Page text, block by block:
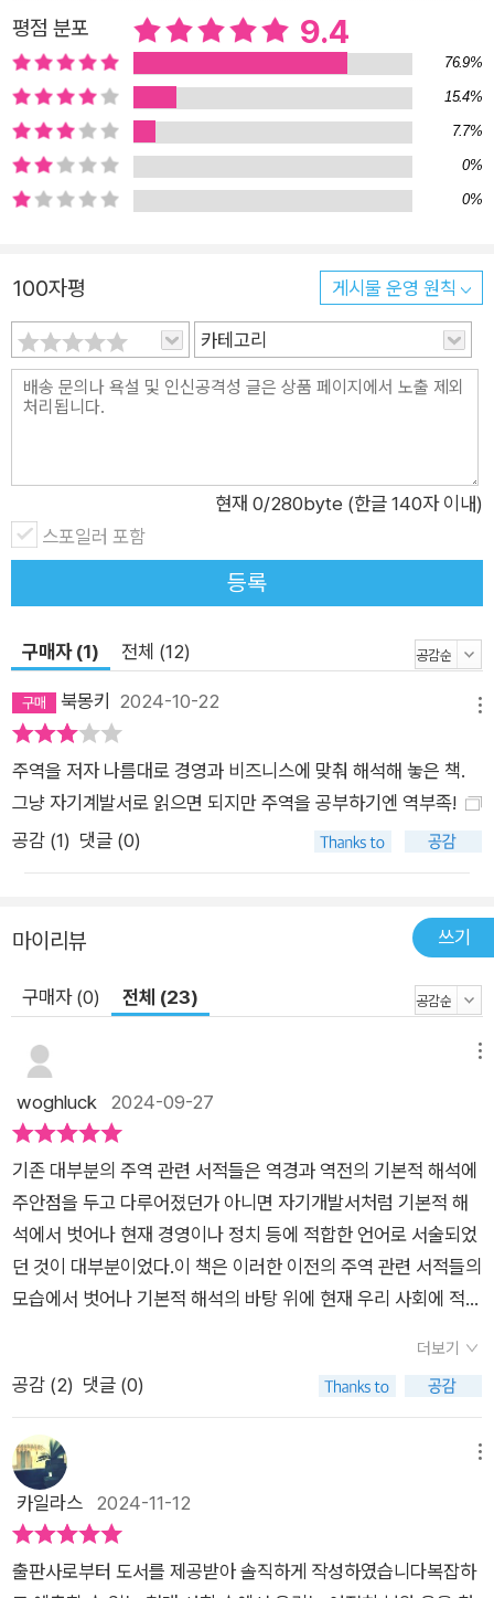
역』 연구자 다케무라 아키코를 만나 『주역』 속 지혜를 삶에 적용
하는 강력한 통찰을 얻었다. 저자는 “결단을 내려야 할 때 단호하
게 추진할 수 있는 흔들림 없는 의지의 축이 필요하다”며 자신의
경험을 바탕으로 『주역』을 비즈니스맨의 눈높이에 맞게 재해석
하고 심리·철학·경영 이론을 결합해 이 책에 담았다. 이 책에서 저
자는 한 번뿐인 인생을 현명하고 지혜롭게 살게 도울 불변의 통찰
과 부와 운을 얻을 수 있는 현실적인 실천법을 제언한다. “지피지
인이 된다!” — 끊임없는 자기 성장부터 주변의 관계까지, 오롯이
나를 바로 세우는 시간 『주역』은 이 세상에서 일어날 법한 거의
모든 일을 다룬다. 양(⚊)과 음(⚋)으로 세상을 분류하고 정리해
총 64개의 괘(卦)로 변화를 가정했다. 내면의 긍정과 부정뿐 아
니라 외부 환경의 행운과 불운, 인간관계 및 조직 내 권력관계 등
기’ 7가지 키워드로 재편했다. 7가지 키워드는 다시 3가지 흐름
으로 나눌 수 있다. 첫째는 자기 성장과 관계의 향상, 둘째는 성공
필승법과 역할 그리고 출세까지의 여정, 마지막은 마침내 부를 얻
는 순간과 불시의 위기에 대비하는 법이다. 이를 통해 인생을 되
축”을 마련하게 될 것이다. 먼저 무한히 펼쳐지는 성장과 나를 위
마지막 괘에 해당하는 ‘화수미제(火水未濟)’가 가장 먼저 등장
한다. “일이 완성에 가까워지면 새롭게 펼쳐질 미래에 대비하
라”라는 메시지에 ‘경험-반성(내성)-학습’의 무한 발전을 의미하
는 경험학습 사이클을 덧붙여, 미숙하다는 것은 앞으로 나아갈 수
있다는 것이라는 희망을 전한다. 성장은 주변을 둘러볼 때 날개를
단다. 새로운 조직에선 과거의 경험과 지식을 잊고 힘든 순간엔
을 다스리며 자신만의 대의(大義)를 세움으로써 진정한 리더의
고 싶다면 먼저 제 역할에 충실할 것” — 필연적인 수라장 경험,
내면을 다스려도 막을 수 없는 난관이 외부로부터 닥칠 때가 있
다. 저자는 난관을 받아들일 뿐만 아니라 이용하는 방법을 전하며
성공부터 출세까지의 통찰을 보인다. 전쟁터처럼 혼란스러운 수
라장 경험(修羅場經驗)을 성장을 위한 발판으로 삼길 권하며,
베풂·관찰·변혁·조화·단호함·수용 등 조직을 이끌고 성과를 올리
기 위해 반드시 가져야 할 태도를 다룬다. 터크먼의 팀 발달 모델
과 센스메이킹(sense-making) 이론을 통해 혼란기를 능동적으
로 이겨낸 조직이 강해진다는 결과를 도출하며, 궁극적으로 리더
고뇌를 이겨내고 출세에 성공했다면 권력과 부가 저절로 따라올
것이다. 저자는 성공의 반열에 들었을 때 조심해야 할 사안들에
대해서도 명쾌한 해법을 내린다. 순조롭게 재물이 쌓여가는 시기
에는 과도한 욕심보다 부족한 정도에 만족하는 ‘뇌산소과(雷山
小過)’ 괘의 깨달음을 되새기고 허례허식을 버려야 할 것이다. 일
본의 정리 컨설턴트 ‘곤도 마리에(近藤麻理恵)’가 말한 ‘설레지
않으면 버리라’는 철학과 맞닿는 이야기다. 한편 모든 것이 정점
에 이르렀다고 안심할 때 예상치 못한 위기의 상황에 놓일 수도
평점 분포 9.4
76.9%
15.4%
7.7%
0%
0%
100자평 게시물 운영 원칙
카테고리
현재 0/280byte (한글 140자 이내)
스포일러 포함
등록
구매자 (1) 전체 (12)
북몽키 2024-10-22
주역을 저자 나름대로 경영과 비즈니스에 맞춰 해석해 놓은 책.
그냥 자기계발서로 읽으면 되지만 주역을 공부하기엔 역부족!
공감 (1) 댓글 (0)
마이리뷰 쓰기
구매자 (0) 전체 (23)
woghluck 2024-09-27
기존 대부분의 주역 관련 서적들은 역경과 역전의 기본적 해석에
주안점을 두고 다루어졌던가 아니면 자기개발서처럼 기본적 해
석에서 벗어나 현재 경영이나 정치 등에 적합한 언어로 서술되었
던 것이 대부분이었다.이 책은 이러한 이전의 주역 관련 서적들의
모습에서 벗어나 기본적 해석의 바탕 위에 현재 우리 사회에 적용
에 적용해 생각해볼 수 있는 기회를 제공하고 있다.역경의 괘의
순서와는 상관없이 성장, 연결, 성공, 역할, 출세, 재물, 위기 등으
로 주제를 나누어 해당 주제와 연관이 있는 괘들을 나열하다보니
원본 주역에서는 가장 마지막 64번째 괘인 화수미제괘가 이 책
에서는 가장 처음에 나온다.63번째 괘인 수화기제괘와 64번째
괘인 화수미제괘에서 보듯이 주역은 결국 이 세상 모든 이치와 상
시작으로 연결되고 끝없는 순환을, 끝없는 길흉의 변화를 말하고
더보기
공감 (2) 댓글 (0)
카일라스 2024-11-12
출판사로부터 도서를 제공받아 솔직하게 작성하였습니다복잡하